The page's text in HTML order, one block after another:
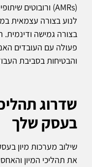
לנוע בצורה עצמאית
בצורה גמישה ודינמית.
פעולה עם העובדים
והבטיחות בסביבת
שדרוג
בעסק שלך
שילוב מערכות מיון
את תהליכי המיון